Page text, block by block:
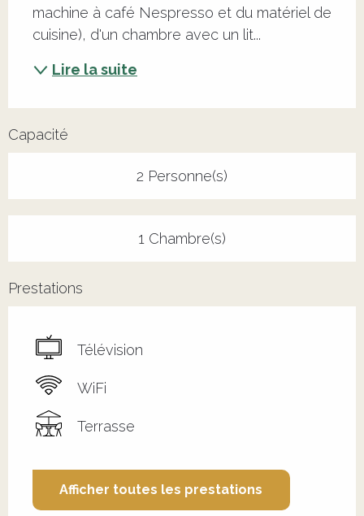
machine à café Nespresso et du matériel de
cuisine), d'un chambre avec un lit...
Lire la suite
Capacité
2 Personne(s)
1 Chambre(s)
Prestations
Télévision
WiFi
Terrasse
Afficher toutes les prestations